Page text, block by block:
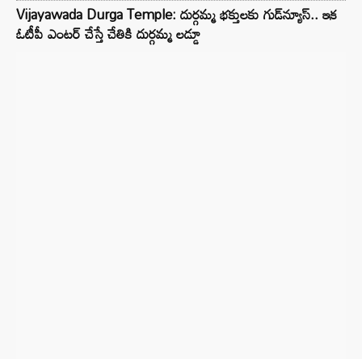
Vijayawada Durga Temple: దుర్గమ్మ భక్తులకు గుడ్‌న్యూస్.. ఇక
ఓటీపీ ఎంటర్ చేస్తే చేతికి దుర్గమ్మ లడ్డూ